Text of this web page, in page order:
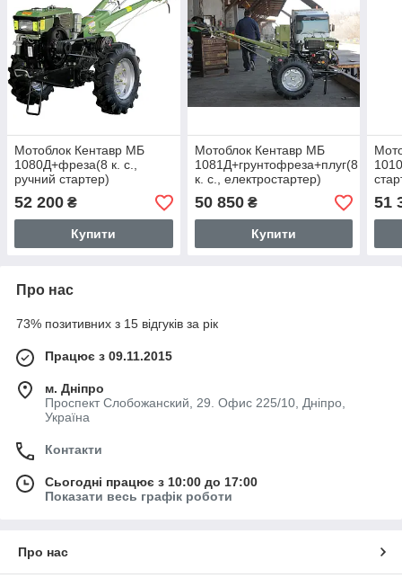
Мотоблок Кентавр МБ
1080Д+фреза(8 к. с.,
ручний стартер)
52 200 ₴
Купити
Мотоблок Кентавр МБ
1081Д+грунтофреза+плуг(8
к. с., електростартер)
50 850₴
Купити
51
Про нас
73% позитивних з 15 відгуків за рік
Працює з 09.11.2015
м. Дніпро
Проспект Слобожанский, 29. Офис 225/10, Дніпро,
Україна
Контакти
Сьогодні працює з 10:00 до 17:00
Показати весь графік роботи
Про нас